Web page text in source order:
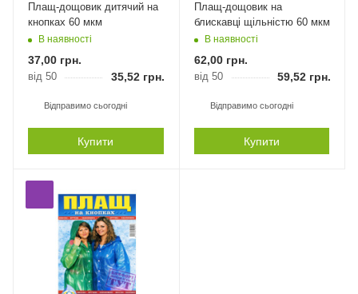
Плащ-дощовик дитячий на
кнопках 60 мкм
В наявності
37,00 грн.
від 50 35,52 грн.
Відправимо сьогодні
Купити
Плащ-дощовик на
блискавці щільністю 60 мкм
В наявності
62,00грн.
від 50 59,52грн.
Відправимо сьогодні
Купити